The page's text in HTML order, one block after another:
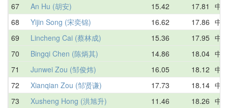
67
An Hu (胡安) 15.42 17.81
中
68
Yijin Song (宋奕锦) 16.62 17.86 中
69
Lincheng Cai (蔡林成) 15.36 17.95 中
70
Bingqi Chen (陈炳其) 14.86 18.04 中
71
Junwei Zou (邹俊炜) 16.05 18.12 中
72
Xianqian Zou (邹贤谦) 17.73 18.14 中
73
Xusheng Hong (洪旭升) 11.46 18.26 中